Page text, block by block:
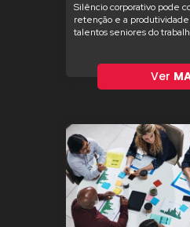
Silêncio corporativo pode
retenção e a
talentos seniores do
Ver